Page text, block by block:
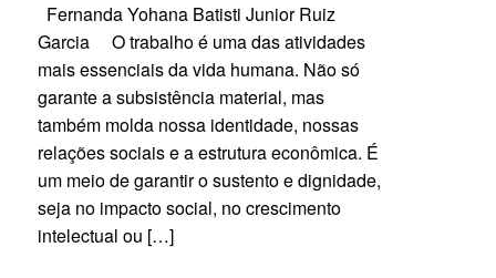
Fernanda Yohana Batisti Junior Ruiz
Garcia O trabalho é uma das atividades
mais essenciais da vida humana. Não só
garante a subsistência material, mas
também molda nossa identidade, nossas
relações sociais e a estrutura econômica. É
um meio de garantir o sustento e dignidade,
seja no impacto social, no crescimento
intelectual ou […]